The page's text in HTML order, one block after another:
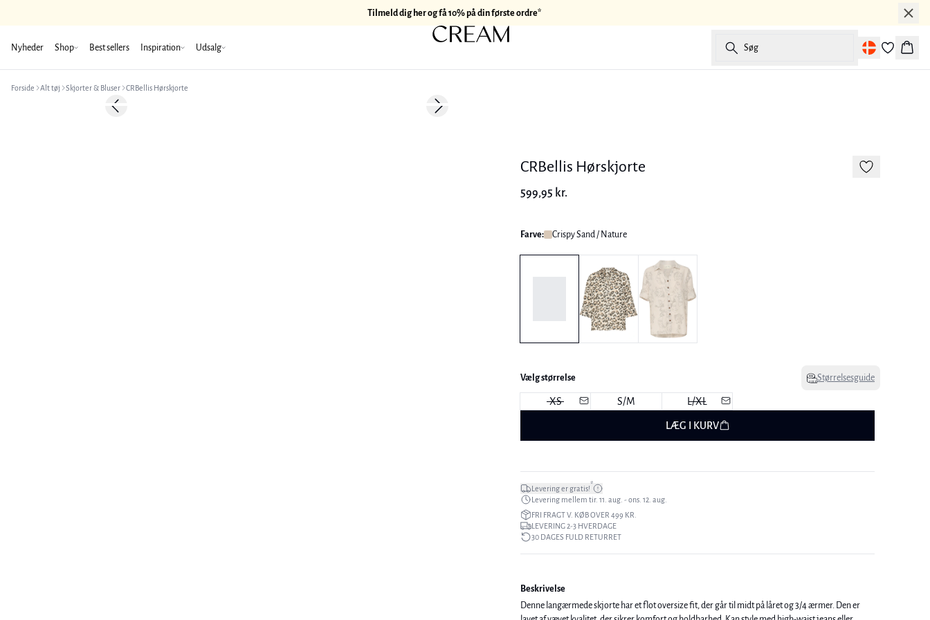
Tilmeld dig her og få 10% på din første ordre*
Nyheder Shop Best sellers Inspiration Udsalg Søg
Kurv
Forside Alt tøj Skjorter & Bluser CRBellis Hørskjorte
Previous slide Next slide
CRBellis Hørskjorte
599,95 kr.
Farve: Crispy Sand / Nature
Vælg størrelse Størrelsesguide
XS S/M L/XL
LÆG I KURV
Levering er gratis!*
Levering mellem tir. 11. aug. - ons. 12. aug.
FRI FRAGT V. KØB OVER 499 KR.
LEVERING 2-3 HVERDAGE
30 DAGES FULD RETURRET
Beskrivelse
Denne langærmede skjorte har et flot oversize fit, der går til midt på låret og 3/4 ærmer. Den er